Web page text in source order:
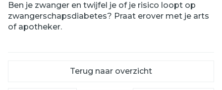
Ben je zwanger en twijfel je of je risico loopt op
zwangerschapsdiabetes? Praat erover met je arts
of apotheker.
Terug naar overzicht